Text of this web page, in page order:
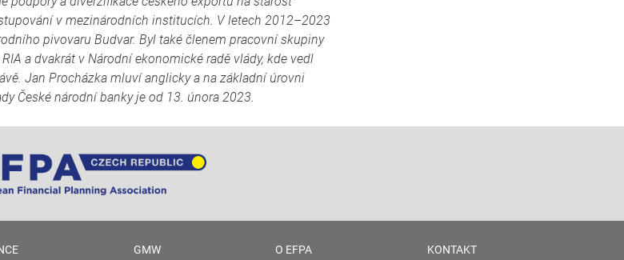
v mezinárodních institucích. V letech 2012–2023
pivovaru Budvar. Byl také členem pracovní skupiny
a dvakrát v Národní ekonomické radě vlády, kde vedl
Jan Procházka mluví anglicky a na základní úrovni
České národní banky je od 13. února 2023.
GMW O EFPA KONTAKT